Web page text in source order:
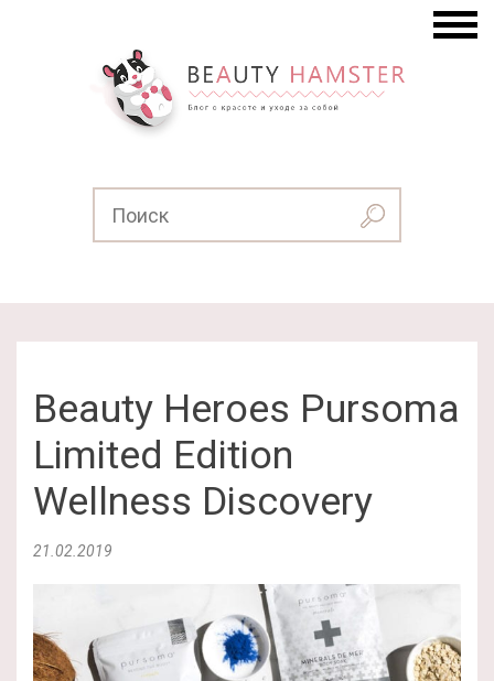
Beauty Heroes Pursoma
Limited Edition
Wellness Discovery
21.02.2019